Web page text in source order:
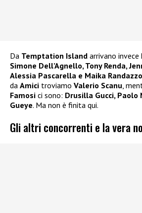
Da Temptation Island arrivano invece
Simone Dell’Agnello, Tony Renda,
Alessia Pascarella e Maika Randazzo
da Amici troviamo Valerio Scanu,
Famosi ci sono: Drusilla Gucci, Paolo
Gueye. Ma non è finita qui.
Gli altri concorrenti e la vera